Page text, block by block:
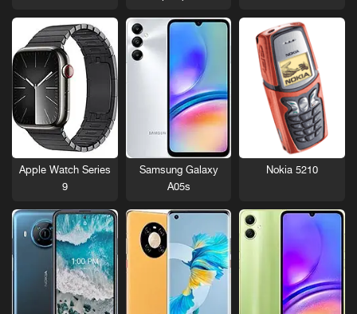
Nokia 5210
Samsung Galaxy
A05s
Apple Watch Series
9